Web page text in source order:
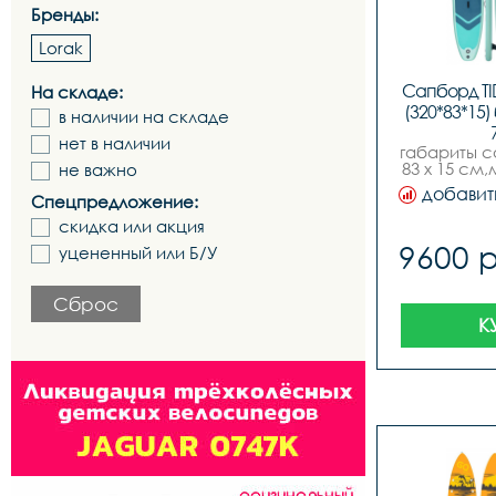
Бренды:
Lorak
На складе:
в наличии на складе
нет в наличии
не важно
Спецпредложение:
скидка или акция
уцененный или Б/У
Сброс
Сапборд
габариты
83 х 15
кг,размер
х 19
съемный
насос,
9600